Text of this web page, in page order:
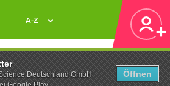
Deutschland GmbH
Öffnen
A-Z